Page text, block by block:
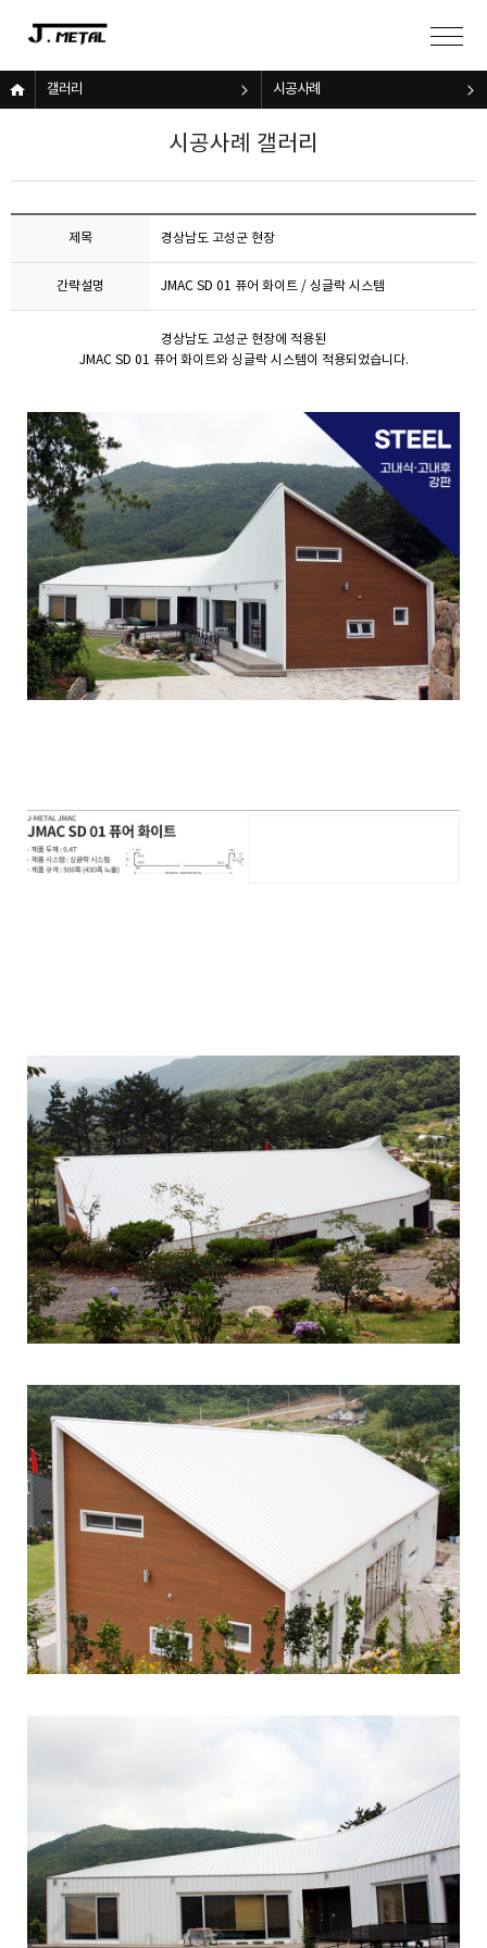
갤러리 시공사례
시공사례 갤러리
제목 경상남도 고성군 현장
간략설명 JMAC SD 01 퓨어 화이트 / 싱글락 시스템
경상남도 고성군 현장에 적용된
JMAC SD 01 퓨어 화이트와 싱글락 시스템이 적용되었습니다.